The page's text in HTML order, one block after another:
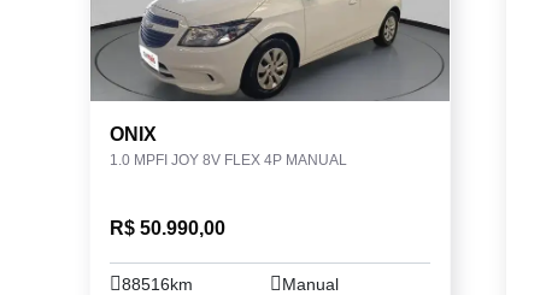
ONIX
1.0 MPFI JOY 8V FLEX 4P MANUAL
R$ 50.990,00
88516km
Manual